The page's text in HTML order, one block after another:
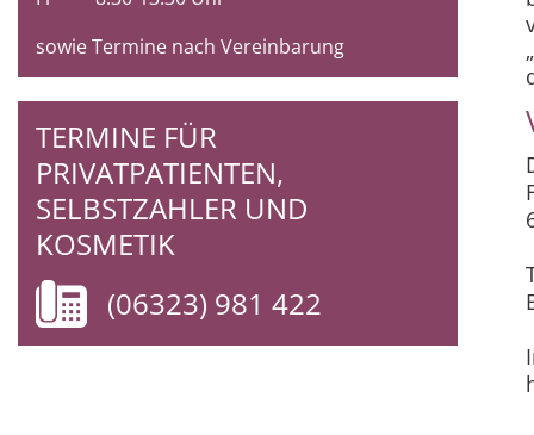
sowie Termine nach Vereinbarung
TERMINE FÜR
PRIVATPATIENTEN,
SELBSTZAHLER UND
KOSMETIK
(06323) 981 422